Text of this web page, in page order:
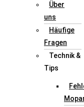
Über
uns
Häufige
Fragen
Technik &
Tips